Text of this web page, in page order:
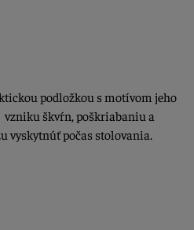
podložkou s motívom jeho
vzniku škvŕn, poškriabaniu a
vyskytnúť počas stolovania.